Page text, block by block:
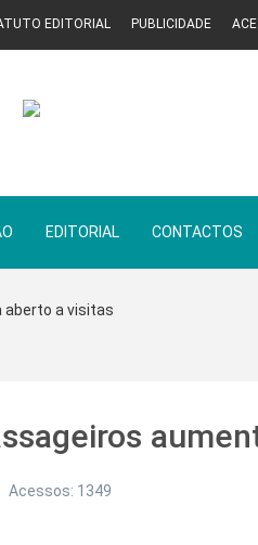
EDITORIAL PUBLICIDADE
EDITORIAL CONTACTOS
aberto a visitas
Acessos: 1349